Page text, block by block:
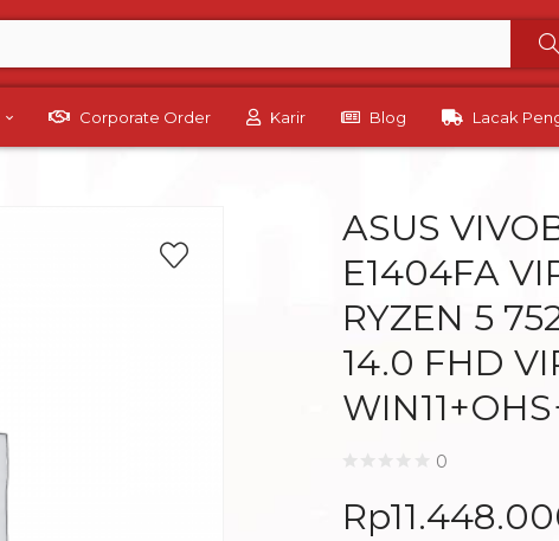
Corporate Order Karir Blog Lacak
ASUS
E1404FA
RYZEN 5
14.0 FHD
0
Rp